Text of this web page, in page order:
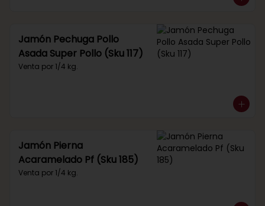
Jamón Pechuga Pollo
Asada Super Pollo (Sku 117)
Venta por 1/4 kg.
Jamón Pierna
Acaramelado Pf (Sku 185)
Venta por 1/4 kg.